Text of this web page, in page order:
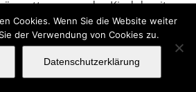
wenn das Kind damit
werden soll. Dies gilt
ob ein Kind oder mehrere
Allerdings hat der
die vom Landgericht
Cookies. Wenn Sie die Website weiter
der Verwendung von Cookies zu.
Datenschutzerklärung